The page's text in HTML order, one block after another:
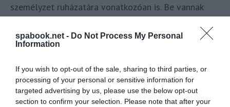
spabook.net - Do Not Process My Personal
Information
If you wish to opt-out of the sale, sharing to third parties, or
processing of your personal or sensitive information for
targeted advertising by us, please use the below opt-out
section to confirm your selection. Please note that after your
személyzet ruházatára vonatkozóan is. Be vannak
folyamatosan tisztítják és az utasoknak is
rendelkezniük kell negatív teszttel, valamint az út
Összességében tehát úgy tűnik, hogy a repüléstől és
a gépen töltött időtől senkinek sem kell tartania.